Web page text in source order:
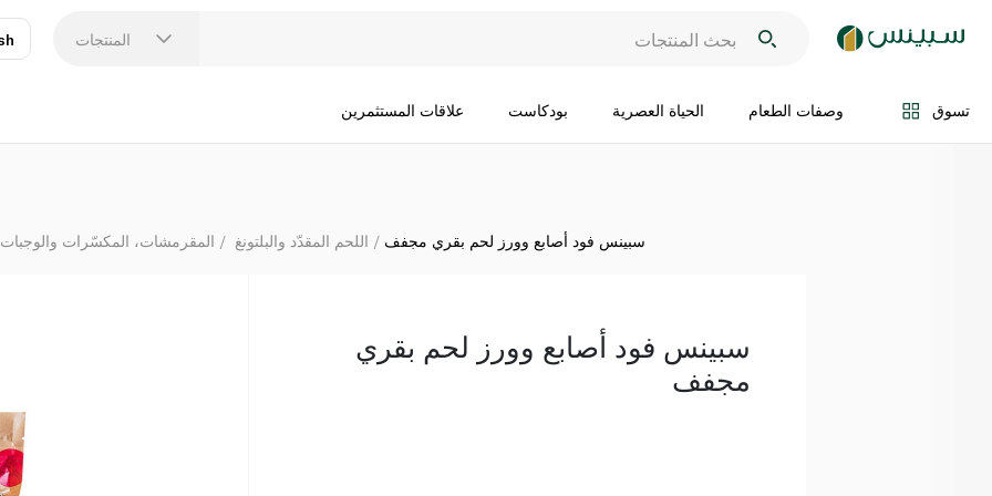
المنتجات
تسوق وصفات الطعام الحياة العصرية بودكاست علاقات المستثمرين
اضف الى السلة
المقرمشات، المكسّرات والوجبات اللحم المقدّد والبلتونغ سبينس فود أصابع وورز لحم بقري مجفف
سبينس فود أصابع وورز لحم بقري
مجفف